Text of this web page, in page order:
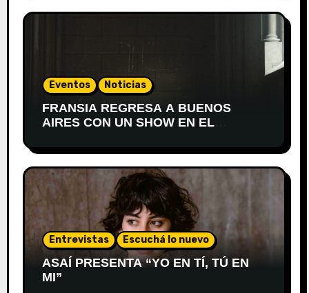
Eventos Noticias
FRANSIA REGRESA A BUENOS
AIRES CON UN SHOW EN EL
Entrevistas Escuchá lo nuevo
ASAÍ PRESENTA “YO EN TÍ, TÚ EN
MI”